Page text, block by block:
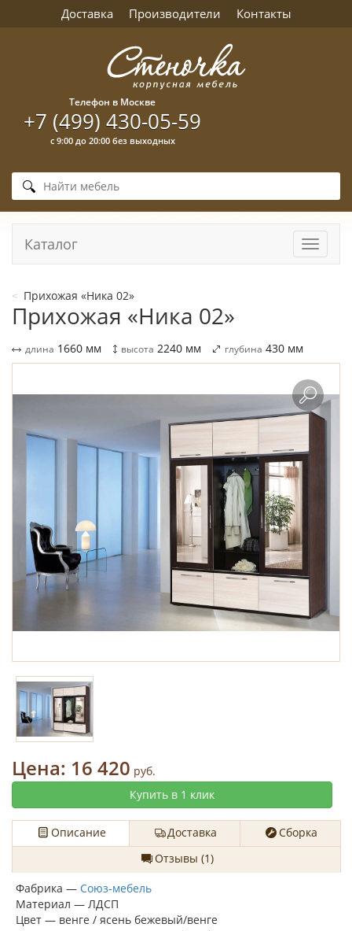
Доставка Производители Контакты
Телефон в Москве
+7 (499) 430-05-59
с 9:00 до 20:00 без выходных
Каталог
Прихожая «Ника 02»
Прихожая «Ника 02»
длина 1660 мм высота 2240 мм глубина 430 мм
Цена: 16 420 руб.
Купить в 1 клик
Описание Доставка
Сборка
Отзывы (1)
Фабрика — Союз-мебель
Материал — ЛДСП
Цвет — венге / ясень бежевый/венге